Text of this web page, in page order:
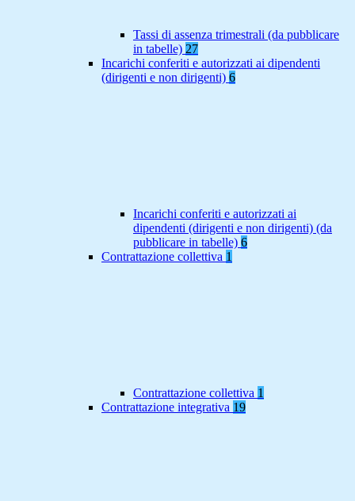
Tassi di assenza trimestrali (da pubblicare
in tabelle) 27
Incarichi conferiti e autorizzati ai dipendenti
(dirigenti e non dirigenti) 6
Incarichi conferiti e autorizzati ai
dipendenti (dirigenti e non dirigenti) (da
pubblicare in tabelle) 6
Contrattazione collettiva 1
Contrattazione collettiva 1
Contrattazione integrativa 19